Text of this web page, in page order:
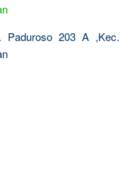
Paduroso 203 A ,Kec.